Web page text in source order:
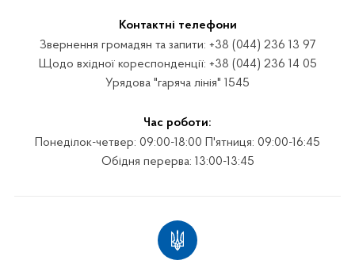
Контактні телефони
Звернення громадян та запити: +38 (044) 236 13 97
Щодо вхідної кореспонденції: +38 (044) 236 14 05
Урядова "гаряча лінія" 1545
Час роботи:
Понеділок-четвер: 09:00-18:00 П'ятниця: 09:00-16:45
Обідня перерва: 13:00-13:45